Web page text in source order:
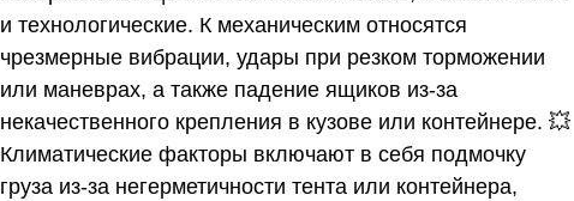
и технологические. К механическим относятся
чрезмерные вибрации, удары при резком торможении
или маневрах, а также падение ящиков из-за
некачественного крепления в кузове или контейнере. 💥
Климатические факторы включают в себя подмочку
груза из-за негерметичности тента или контейнера,